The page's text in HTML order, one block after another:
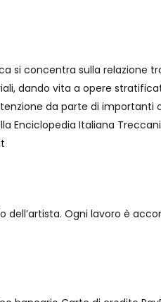
si concentra sulla relazione
dando vita a opere
da parte di importanti
Enciclopedia Italiana
dell’artista. Ogni lavoro è